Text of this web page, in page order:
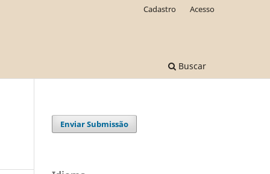
Buscar
Cadastro Acesso
Enviar Submissão